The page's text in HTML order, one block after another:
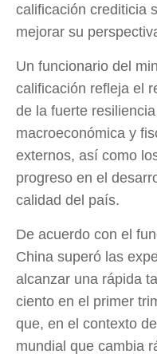
calificación crediticia
mejorar su
Un funcionario del
calificación refleja el
de la fuerte
macroeconómica y
externos, así como
progreso en el
calidad del país.
De acuerdo con el
China superó las
alcanzar una rápida
ciento en el primer
que, en el contexto
mundial que cambia